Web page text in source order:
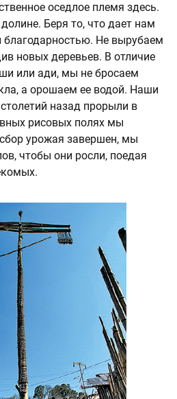
оседлое племя здесь.
Беря то, что дает нам
Не вырубаем
новых деревьев. В отличие
или ади, мы не бросаем
а орошаем ее водой. Наши
назад прорыли в
рисовых полях мы
урожая завершен, мы
чтобы они росли, поедая